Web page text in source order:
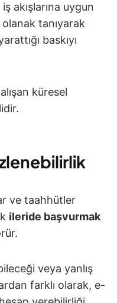
akışlarına uygun
tanıyarak
baskıyı
küresel
ve taahhütler
ileride başvurmak
veya yanlış
farklı olarak, e-